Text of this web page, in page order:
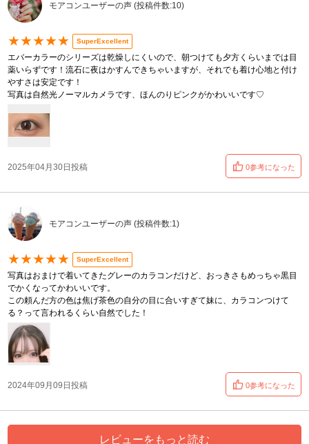
モアコンユーザーの声 (投稿件数:10)
★★★★★ SuperExcellent
エバーカラーのシリーズは乾燥しにくいので、朝つけても夕方くらいまでは目
薬いらずです！流石に夜はかすんできちゃいますが、それでも着け心地と付け
やすさは安定です！
写真は自然光ノーマルカメラです、ほんのりピンクがかわいいです♡
2025年04月30日投稿 0参考になった
モアコンユーザーの声 (投稿件数:1)
★★★★★ SuperExcellent
写真はおまけで着いてきたグレーのカラコンだけど、おっきさもめっちゃ黒目
でかくなってかわいいです。
この頼んだ方の色は焦げ茶色の自分の目に合いすぎて妹に、カラコンつけて
る？って言われるくらい自然でした！
2024年09月09日投稿 0参考になった
レビューをもっと読む